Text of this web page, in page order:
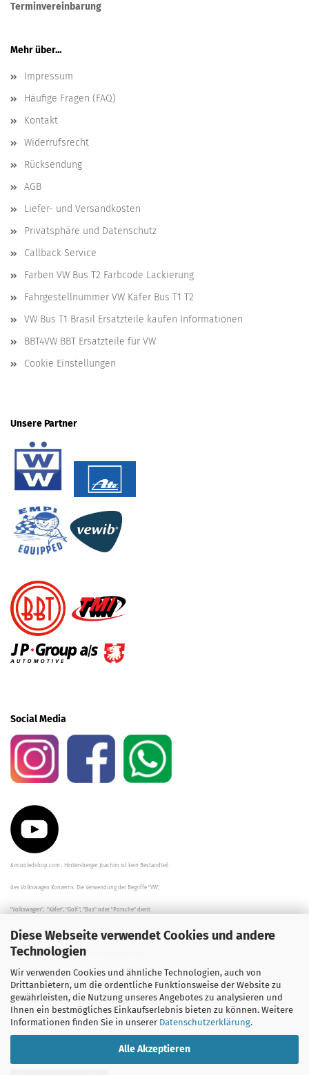
Diese Webseite verwendet Cookies und andere
Technologien
Wir verwenden Cookies und ähnliche Technologien, auch von
Drittanbietern, um die ordentliche Funktionsweise der Website zu
gewährleisten, die Nutzung unseres Angebotes zu analysieren und
Ihnen ein bestmögliches Einkaufserlebnis bieten zu können. Weitere
Informationen finden Sie in unserer Datenschutzerklärung.
Alle Akzeptieren
Terminvereinbarung
Mehr über...
Impressum
Häufige Fragen (FAQ)
Kontakt
Widerrufsrecht
Rücksendung
AGB
Liefer- und Versandkosten
Privatsphäre und Datenschutz
Callback Service
Farben VW Bus T2 Farbcode Lackierung
Fahrgestellnummer VW Käfer Bus T1 T2
VW Bus T1 Brasil Ersatzteile kaufen Informationen
BBT4VW BBT Ersatzteile für VW
Cookie Einstellungen
Unsere Partner
Social Media
Aircooledshop.com , Hintersberger Joachim ist kein Bestandteil
des Volkswagen Konzerns. Die Verwendung der Begriffe "VW",
"Volkswagen", "Käfer", "Golf", "Bus" oder "Porsche" dient
der Beschreibung der Teile und stellt in keinem Fall eine direkte
Verbindung zu dem Unternehmen "Volkswagen" her/da.
Die Beschreibungen, Zeichnungen und Angaben zur
Verwendung sind sorgfältig überprüft worden.